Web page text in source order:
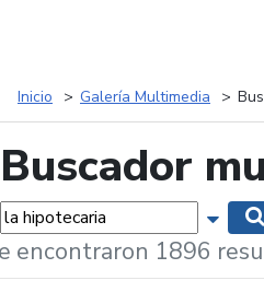
Inicio Galería Multimedia
Buscador
encontraron 1896